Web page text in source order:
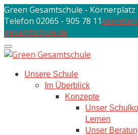
Skip
to
content
Green Gesamtschule - Körnerplatz
Telefon 02065 - 905 78 11
gesamtschule.de
Unsere Schule
Im Überblick
Konzepte
Unser
Lernen
Unser